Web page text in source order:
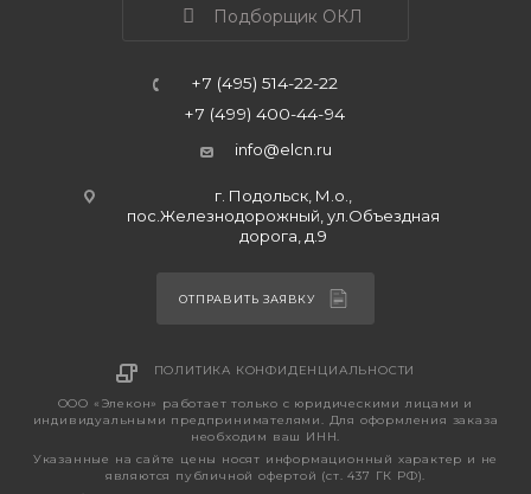
Подборщик ОКЛ
+7 (495) 514-22-22
+7 (499) 400-44-94
info@elcn.ru
г. Подольск, М.о.,
пос.Железнодорожный, ул.Объездная
дорога, д.9
ОТПРАВИТЬ ЗАЯВКУ
ПОЛИТИКА КОНФИДЕНЦИАЛЬНОСТИ
ООО «Элекон» работает только с юридическими лицами и
индивидуальными предпринимателями. Для оформления заказа
необходим ваш ИНН.
Указанные на сайте цены носят информационный характер и не
являются публичной офертой (ст. 437 ГК РФ).